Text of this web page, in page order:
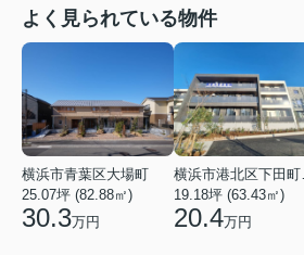
よく見られている物件
横浜市青葉区大場町
25.07坪 (82.88㎡)
30.3万円
19.18坪 (63.43㎡)
20.4万円